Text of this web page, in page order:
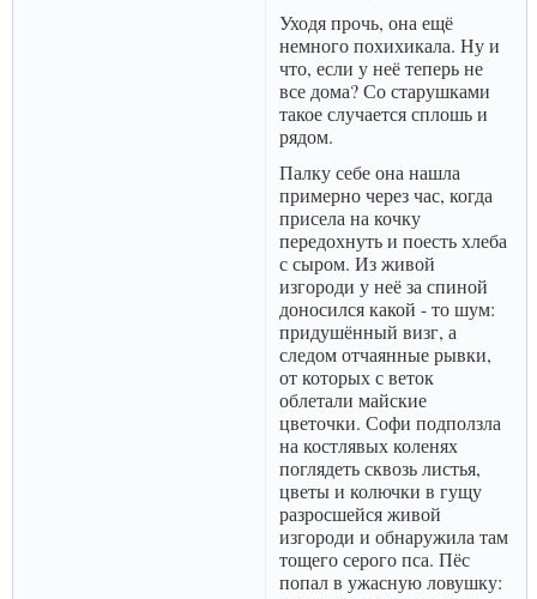
Уходя прочь, она ещё
немного похихикала. Ну и
что, если у неё теперь не
все дома? Со старушками
такое случается сплошь и
рядом.
Палку себе она нашла
примерно через час, когда
присела на кочку
передохнуть и поесть хлеба
с сыром. Из живой
изгороди у неё за спиной
доносился какой - то шум:
придушённый визг, а
следом отчаянные рывки,
от которых с веток
облетали майские
цветочки. Софи подползла
на костлявых коленях
поглядеть сквозь листья,
цветы и колючки в гущу
разросшейся живой
изгороди и обнаружила там
тощего серого пса. Пёс
попал в ужасную ловушку: